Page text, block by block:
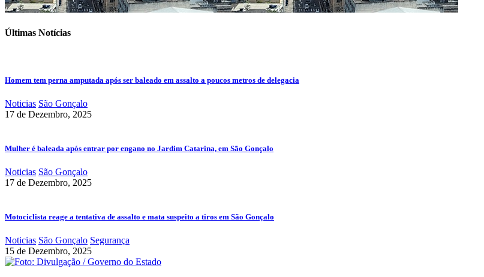
Últimas Notícias
Homem tem perna amputada após ser baleado em assalto a poucos metros de delegacia
Noticias São Gonçalo
17 de Dezembro, 2025
Mulher é baleada após entrar por engano no Jardim Catarina, em São Gonçalo
Noticias São Gonçalo
17 de Dezembro, 2025
Motociclista reage a tentativa de assalto e mata suspeito a tiros em São Gonçalo
Noticias São Gonçalo Segurança
15 de Dezembro, 2025